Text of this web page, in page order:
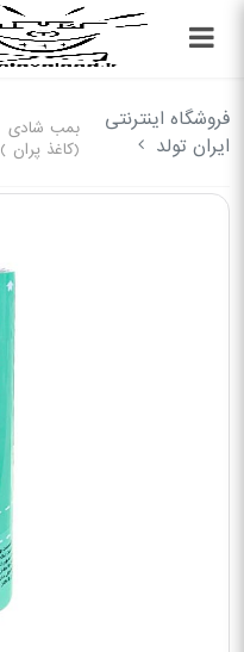
فروشگاه اینترنتی
ایران تولد
بمب شادی
(کاغذ پران )